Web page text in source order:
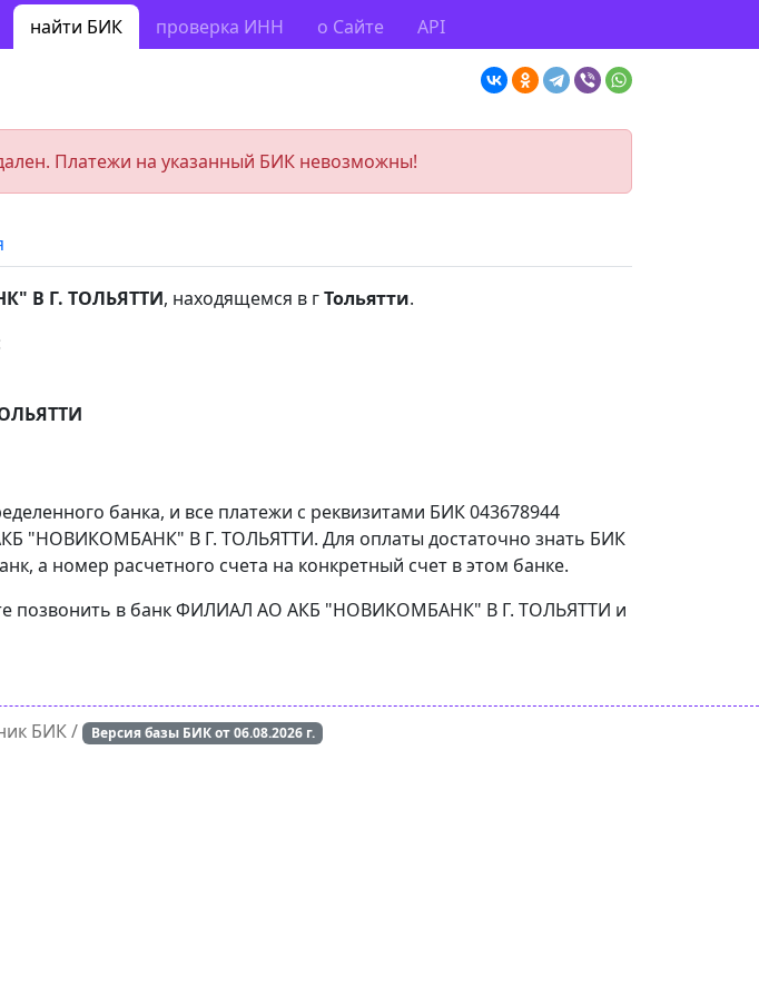
найти БИК проверка ИНН о Сайте API
Платежи на указанный БИК невозможны!
В Г. ТОЛЬЯТТИ, находящемся в гТольятти.
банка, и все платежи с реквизитами БИК 043678944
"НОВИКОМБАНК" В Г. ТОЛЬЯТТИ. Для оплаты достаточно знать БИК
а номер расчетного счета на конкретный счет в этом банке.
позвонить в банк ФИЛИАЛ АО АКБ "НОВИКОМБАНК" В Г. ТОЛЬЯТТИ и
БИК / Версия базы БИК от06.08.2026г.